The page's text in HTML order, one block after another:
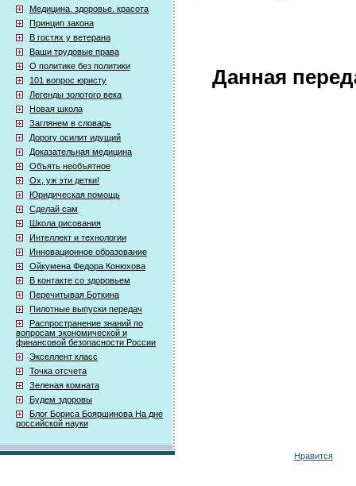
Медицина. здоровье. красота
Принцип закона
В гостях у ветерана
Ваши трудовые права
О политике без политики
101 вопрос юристу
Легенды золотого века
Новая школа
Заглянем в словарь
Дорогу осилит идущий
Доказательная медицина
Объять необъятное
Ох, уж эти детки!
Юридическая помощь
Сделай сам
Школа рисования
Интеллект и технологии
Инновационное образование
Ойкумена Федора Конюхова
В контакте со здоровьем
Перечитывая Боткина
Пилотные выпуски передач
Распространение знаний по
вопросам экономической и
финансовой безопасности России
Экселлент класс
Точка отсчета
Зеленая комната
Будем здоровы
Блог Бориса Бояршинова На дне
российской науки
Данная
Нравится